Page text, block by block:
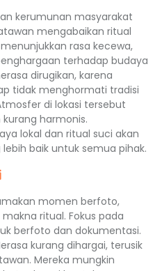
kerumunan masyarakat
mengabaikan ritual
rasa kecewa,
terhadap budaya
dirugikan, karena
tidak menghormati tradisi
di lokasi tersebut
harmonis.
lokal dan ritual suci akan
baik untuk semua pihak.
momen berfoto,
ritual. Fokus pada
berfoto dan dokumentasi.
kurang dihargai, terusik
Mereka mungkin